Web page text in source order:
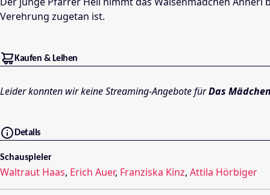
Verehrung zugetan ist.
Kaufen & Leihen
Leider konnten wir keine Streaming-Angebote fürDas
Details
Schauspieler
Waltraut Haas, Erich Auer, Franziska Kinz, Attila Hörbiger